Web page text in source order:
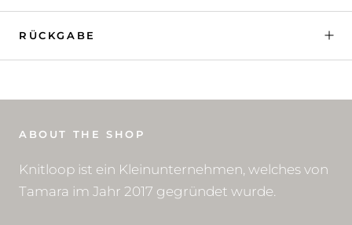
RÜCKGABE
ABOUT THE SHOP
Knitloop ist ein Kleinunternehmen, welches von
Tamara im Jahr 2017 gegründet wurde.